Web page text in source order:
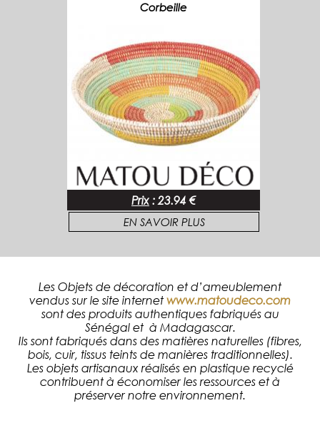
Corbeille
Prix : 23.94 €
EN SAVOIR PLUS
Les Objets de décoration et d’ameublement
vendus sur le site internetwww.matoudeco.com
sont des produits authentiques fabriqués au
Sénégal et à Madagascar.
Ils sont fabriqués dans des matières naturelles (fibres,
bois, cuir, tissus teints de manières traditionnelles).
Les objets artisanaux réalisés en plastique recyclé
contribuent à économiser les ressources et à
préserver notre environnement.